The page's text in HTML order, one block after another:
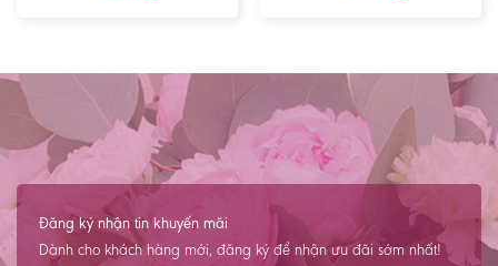
Đăng ký nhận tin khuyến mãi
Dành cho khách hàng mới, đăng ký để nhận ưu đãi sớm nhất!